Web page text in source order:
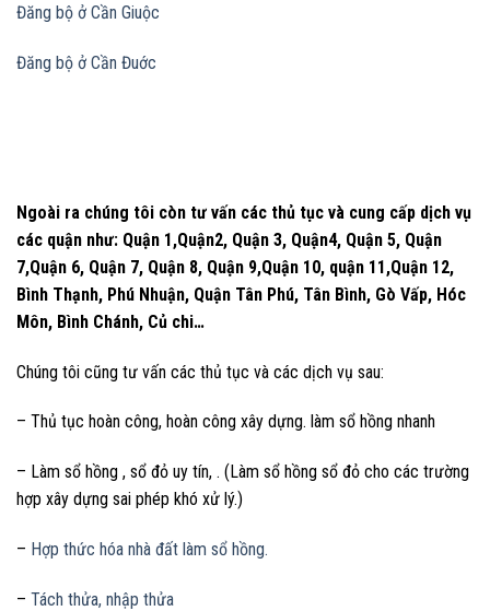
Đăng bộ ở Cần Giuộc
Đăng bộ ở Cần Đuớc
Ngoài ra chúng tôi còn tư vấn các thủ tục và cung cấp dịch vụ
các quận như: Quận 1,Quận2, Quận 3, Quận4, Quận 5, Quận
7,Quận 6, Quận 7, Quận 8, Quận 9,Quận 10, quận 11,Quận 12,
Bình Thạnh, Phú Nhuận, Quận Tân Phú, Tân Bình, Gò Vấp, Hóc
Môn, Bình Chánh, Củ chi…
Chúng tôi cũng tư vấn các thủ tục và các dịch vụ sau:
– Thủ tục hoàn công, hoàn công xây dựng. làm sổ hồng nhanh
– Làm sổ hồng , sổ đỏ uy tín, . (Làm sổ hồng sổ đỏ cho các trường
hợp xây dựng sai phép khó xử lý.)
– Hợp thức hóa nhà đất làm sổ hồng.
– Tách thửa, nhập thửa